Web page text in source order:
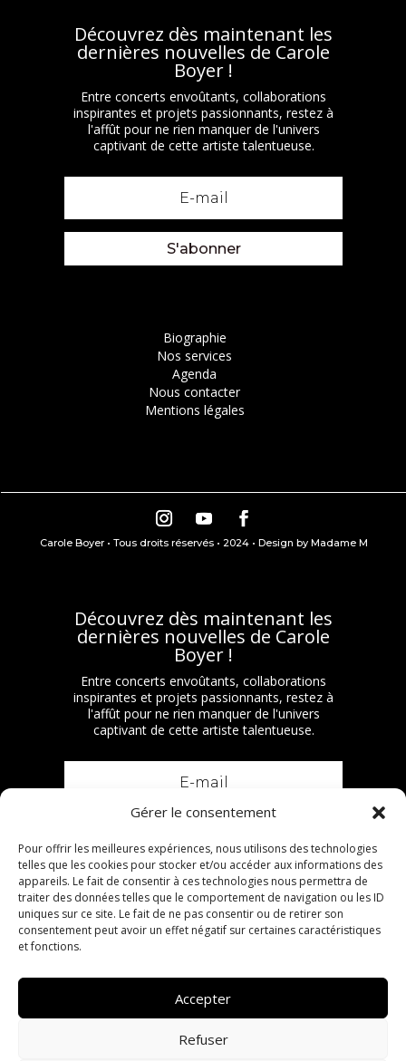
Gérer le consentement
Pour offrir les meilleures expériences, nous utilisons des technologies
telles que les cookies pour stocker et/ou accéder aux informations des
appareils. Le fait de consentir à ces technologies nous permettra de
traiter des données telles que le comportement de navigation ou les ID
uniques sur ce site. Le fait de ne pas consentir ou de retirer son
consentement peut avoir un effet négatif sur certaines caractéristiques
et fonctions.
Accepter
Refuser
Découvrez dès maintenant les
dernières nouvelles de Carole
Boyer !
Entre concerts envoûtants, collaborations
inspirantes et projets passionnants, restez à
l'affût pour ne rien manquer de l'univers
captivant de cette artiste talentueuse.
S'abonner
Biographie
Nos services
Agenda
Nous contacter
Mentions légales
Carole Boyer • Tous droits réservés • 2024 • Design by Madame M
Découvrez dès maintenant les
dernières nouvelles de Carole
Boyer !
Entre concerts envoûtants, collaborations
inspirantes et projets passionnants, restez à
l'affût pour ne rien manquer de l'univers
captivant de cette artiste talentueuse.
Biographie
Nos services
Nous contacter
Mentions légales